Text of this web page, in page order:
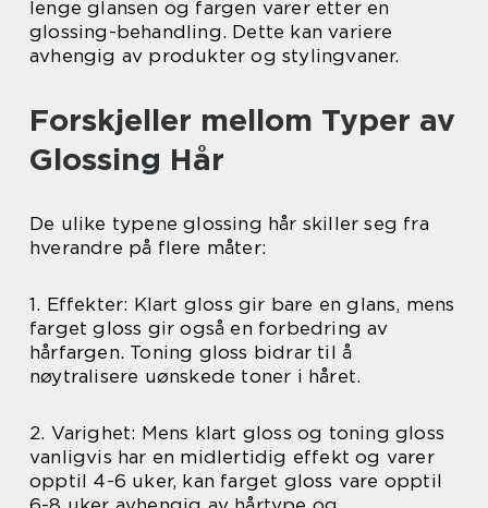
lenge glansen og fargen varer etter en
glossing-behandling. Dette kan variere
avhengig av produkter og stylingvaner.
Forskjeller mellom Typer av
Glossing Hår
De ulike typene glossing hår skiller seg fra
hverandre på flere måter:
1. Effekter: Klart gloss gir bare en glans, mens
farget gloss gir også en forbedring av
hårfargen. Toning gloss bidrar til å
nøytralisere uønskede toner i håret.
2. Varighet: Mens klart gloss og toning gloss
vanligvis har en midlertidig effekt og varer
opptil 4-6 uker, kan farget gloss vare opptil